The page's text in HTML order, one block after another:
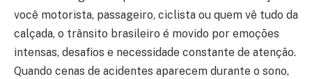
você motorista, passageiro, ciclista ou quem vê tudo da
calçada, o trânsito brasileiro é movido por emoções
intensas, desafios e necessidade constante de atenção.
Quando cenas de acidentes aparecem durante o sono,